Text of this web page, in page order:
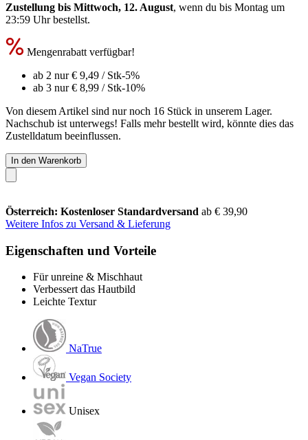
Zustellung bis Mittwoch, 12. August, wenn du bis Montag um
23:59 Uhrbestellst.
Mengenrabatt verfügbar!
ab 2 nur€ 9,49 / Stk-5%
ab 3 nur€ 8,99 / Stk-10%
Von diesem Artikel sind nur noch 16 Stück in unserem Lager.
Nachschub ist unterwegs! Falls mehr bestellt wird, könnte dies das
Zustelldatum beeinflussen.
In den Warenkorb
Österreich: Kostenloser Standardversand ab € 39,90
Weitere Infos zu Versand & Lieferung
Eigenschaften und Vorteile
Für unreine & Mischhaut
Verbessert das Hautbild
Leichte Textur
NaTrue
Vegan Society
Unisex